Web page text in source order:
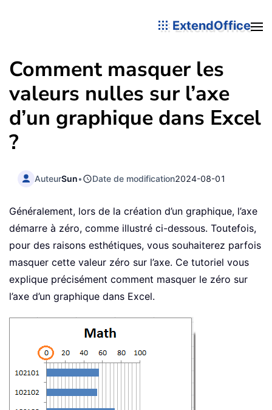
ExtendOffice
Comment masquer les
valeurs nulles sur l’axe
d’un graphique dans Excel
?
AuteurSun• Date de modification2024-08-01
Généralement, lors de la création d’un graphique, l’axe
démarre à zéro, comme illustré ci-dessous. Toutefois,
pour des raisons esthétiques, vous souhaiterez parfois
masquer cette valeur zéro sur l’axe. Ce tutoriel vous
explique précisément comment masquer le zéro sur
l’axe d’un graphique dans Excel.